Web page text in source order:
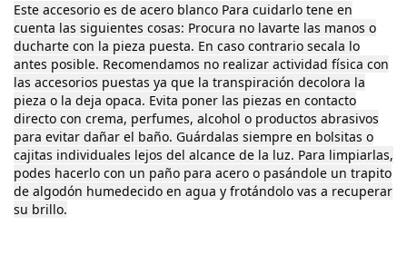
Este accesorio es de acero blanco Para cuidarlo tene en
cuenta las siguientes cosas: Procura no lavarte las manos o
ducharte con la pieza puesta. En caso contrario secala lo
antes posible. Recomendamos no realizar actividad física con
las accesorios puestas ya que la transpiración decolora la
pieza o la deja opaca. Evita poner las piezas en contacto
directo con crema, perfumes, alcohol o productos abrasivos
para evitar dañar el baño. Guárdalas siempre en bolsitas o
cajitas individuales lejos del alcance de la luz. Para limpiarlas,
podes hacerlo con un paño para acero o pasándole un trapito
de algodón humedecido en agua y frotándolo vas a recuperar
su brillo.